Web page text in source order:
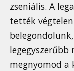
zseniális. A
tették
megnyomod